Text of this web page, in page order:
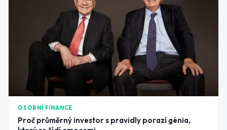
OSOBNÍ FINANCE
Proč průměrný investor s pravidly porazí génia,